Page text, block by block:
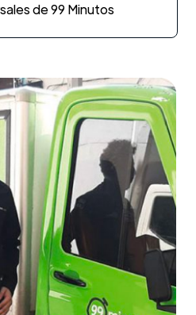
de 99 Minutos